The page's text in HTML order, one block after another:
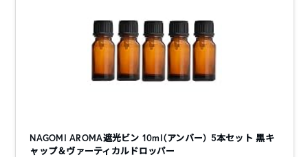
NAGOMI AROMA遮光ビン 10ml（アンバー） 5本セット 黒キ
ャップ＆ヴァーティカルドロッパー